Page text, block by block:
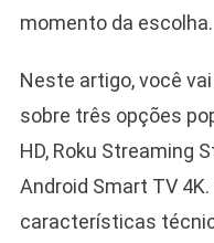
momento da escolha.
Neste artigo, você
sobre três opções
HD, Roku Streaming
Android Smart TV
características